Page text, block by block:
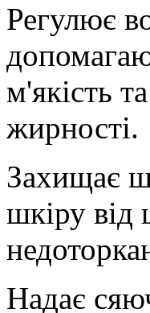
Регулює
м'якість
жирності.
Захищає
шкіру від
Надає